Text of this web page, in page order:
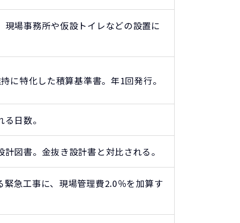
場事務所や仮設トイレなどの設置に
に特化した積算基準書。年1回発行。
日数。
図書。金抜き設計書と対比される。
緊急工事に、現場管理費2.0％を加算す